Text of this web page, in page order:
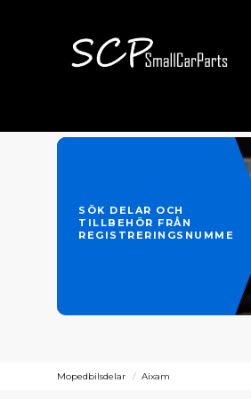
SÖK DELAR OCH
TILLBEHÖR FRÅN
REGISTRERINGSNUMMER
Mopedbilsdelar Aixam